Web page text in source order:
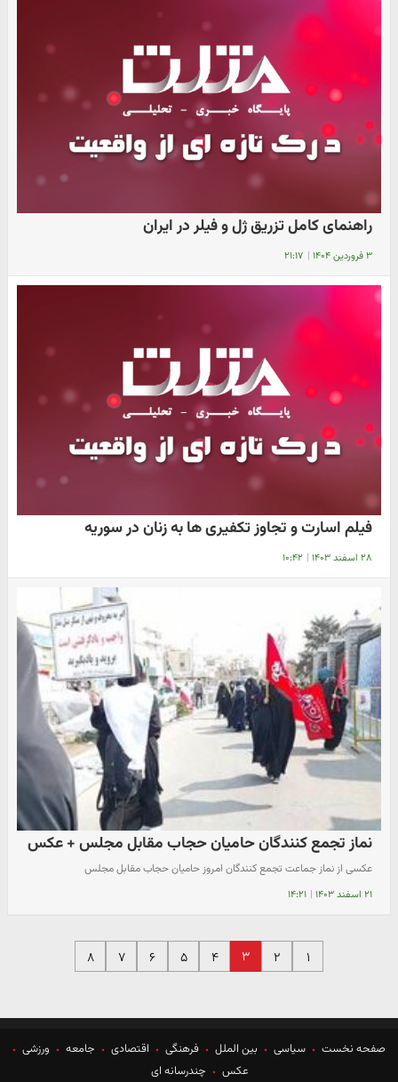
راهنمای کامل تزریق ژل و فیلر در ایران
۳ فروردین ۱۴۰۴ | ۲۱:۱۷
فیلم اسارت و تجاوز تکفیری ها به زنان در سوریه
۲۸ اسفند ۱۴۰۳ | ۱۰:۴۲
نماز تجمع کنندگان حامیان حجاب مقابل مجلس + عکس
عکسی از نماز جماعت تجمع کنندگان امروز حامیان حجاب مقابل مجلس
۲۱ اسفند ۱۴۰۳ | ۱۴:۲۱
۱ ۲ ۳ ۴ ۵ ۶ ۷ ۸
صفحه نخست سیاسی بین الملل فرهنگی اقتصادی جامعه
ورزشی
عکس
چندرسانه ای